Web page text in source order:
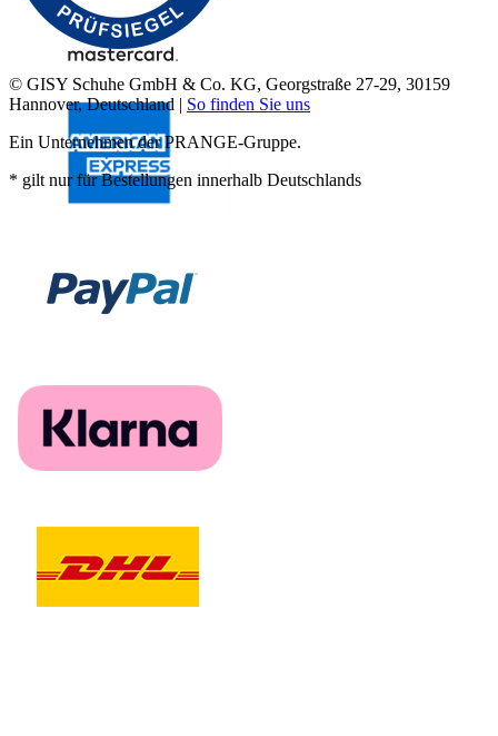
© GISY Schuhe GmbH & Co. KG, Georgstraße 27-29, 30159
Hannover, Deutschland | So finden Sie uns
Ein Unternehmen der PRANGE-Gruppe.
* gilt nur für Bestellungen innerhalb Deutschlands